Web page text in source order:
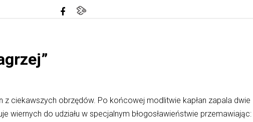
z ciekawszych obrzędów. Po końcowej modlitwie kapłan zapala dwie
wiernych do udziału w specjalnym błogosławieństwie przemawiając: